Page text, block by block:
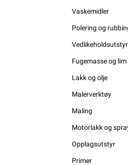
Vaskemidler
Polering og
Vedlikeholdsutstyr
Fugemasse og lim
Lakk og olje
Malerverktøy
Maling
Motorlakk og
Opplagsutstyr
Primer